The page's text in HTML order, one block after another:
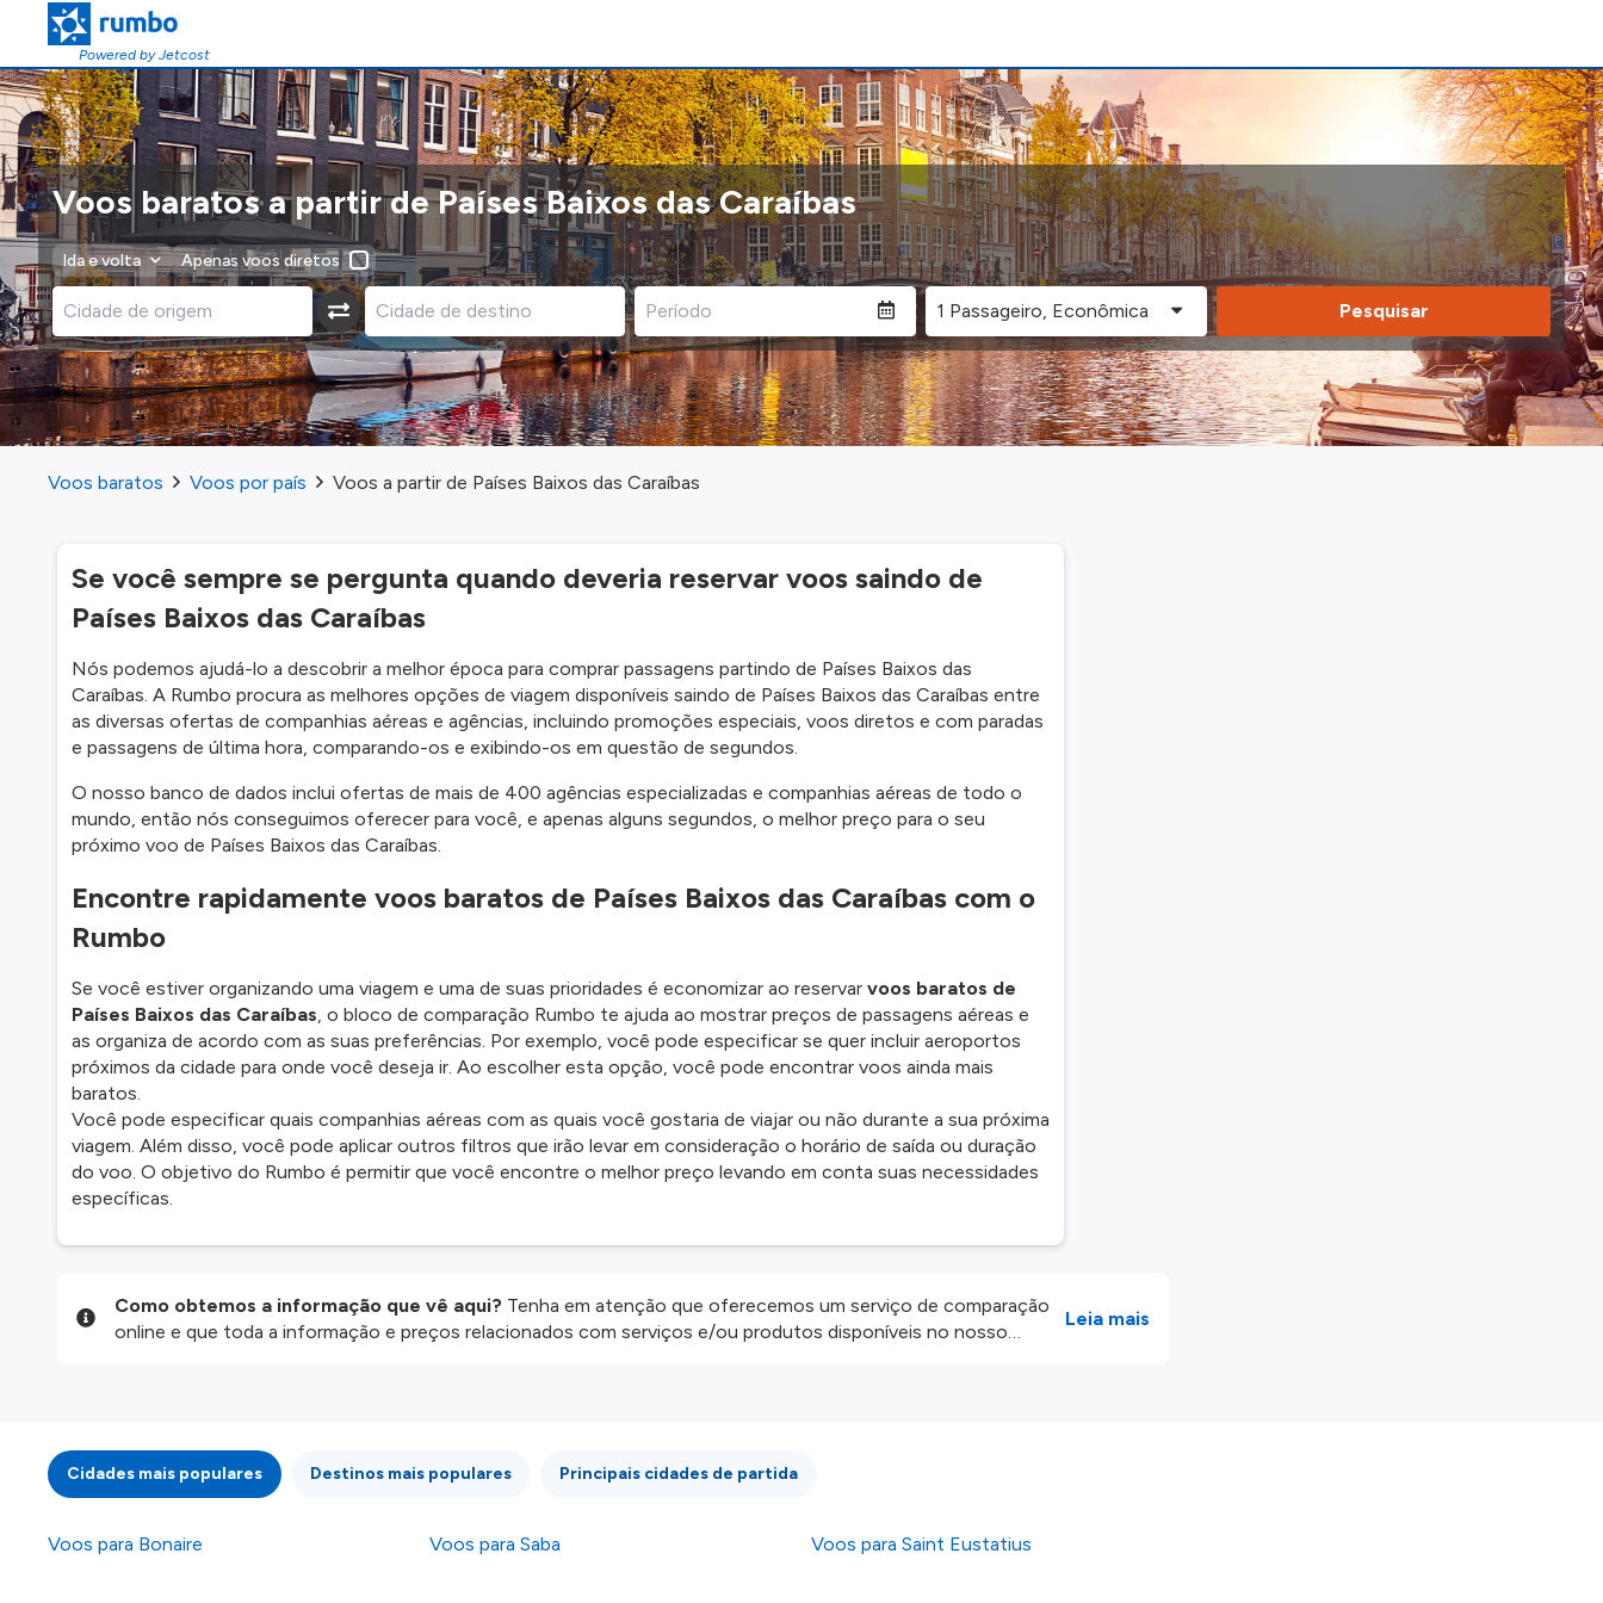
Powered by Jetcost
Voos baratos a partir de Países Baixos das Caraíbas
Ida e volta Apenas voos diretos
Pesquisar
Voos baratos Voos por país Voos a partir de Países Baixos das Caraíbas
Se você sempre se pergunta quando deveria reservar voos saindo de
Países Baixos das Caraíbas
Nós podemos ajudá-lo a descobrir a melhor época para comprar passagens partindo de Países Baixos das
Caraíbas. A Rumbo procura as melhores opções de viagem disponíveis saindo de Países Baixos das Caraíbas entre
as diversas ofertas de companhias aéreas e agências, incluindo promoções especiais, voos diretos e com paradas
e passagens de última hora, comparando-os e exibindo-os em questão de segundos.
O nosso banco de dados inclui ofertas de mais de 400 agências especializadas e companhias aéreas de todo o
mundo, então nós conseguimos oferecer para você, e apenas alguns segundos, o melhor preço para o seu
próximo voo de Países Baixos das Caraíbas.
Encontre rapidamente voos baratos de Países Baixos das Caraíbas com o
Rumbo
Se você estiver organizando uma viagem e uma de suas prioridades é economizar ao reservar voos baratos de
Países Baixos das Caraíbas, o bloco de comparação Rumbo te ajuda ao mostrar preços de passagens aéreas e
as organiza de acordo com as suas preferências. Por exemplo, você pode especificar se quer incluir aeroportos
próximos da cidade para onde você deseja ir. Ao escolher esta opção, você pode encontrar voos ainda mais
baratos.
Você pode especificar quais companhias aéreas com as quais você gostaria de viajar ou não durante a sua próxima
viagem. Além disso, você pode aplicar outros filtros que irão levar em consideração o horário de saída ou duração
do voo. O objetivo do Rumbo é permitir que você encontre o melhor preço levando em conta suas necessidades
específicas.
Como obtemos a informação que vê aqui? Tenha em atenção que oferecemos um serviço de comparação
online e que toda a informação e preços relacionados com serviços e/ou produtos disponíveis no nosso
Leia mais
Cidades mais populares Destinos mais populares Principais cidades de partida
Voos para Bonaire Voos para Saba Voos para Saint Eustatius